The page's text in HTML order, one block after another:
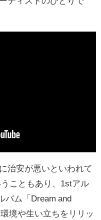
治安が悪いといわれて
こともあり、1stアル
バム「Dream and
境や生い立ちをリリッ